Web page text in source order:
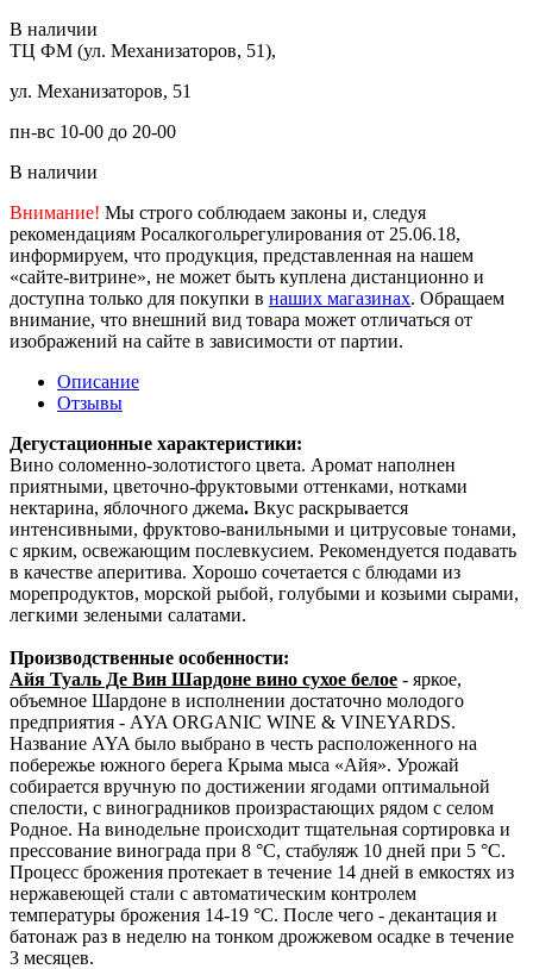
В наличии
ТЦ ФМ (ул. Механизаторов, 51),
ул. Механизаторов, 51
пн-вс 10-00 до 20-00
В наличии
Внимание! Мы строго соблюдаем законы и, следуя
рекомендациям Росалкогольрегулирования от 25.06.18,
информируем, что продукция, представленная на нашем
«сайте-витрине», не может быть куплена дистанционно и
доступна только для покупки в наших магазинах. Обращаем
внимание, что внешний вид товара может отличаться от
изображений на сайте в зависимости от партии.
Описание
Отзывы
Дегустационные характеристики:
Вино соломенно-золотистого цвета. Аромат наполнен
приятными, цветочно-фруктовыми оттенками, нотками
нектарина, яблочного джема. Вкус раскрывается
интенсивными, фруктово-ванильными и цитрусовые тонами,
с ярким, освежающим послевкусием. Рекомендуется подавать
в качестве аперитива. Хорошо сочетается с блюдами из
морепродуктов, морской рыбой, голубыми и козьими сырами,
легкими зелеными салатами.
Производственные особенности:
Айя Туаль Де Вин Шардоне вино сухое белое - яркое,
объемное Шардоне в исполнении достаточно молодого
предприятия - AYA ORGANIC WINE & VINEYARDS.
Название AYA было выбрано в честь расположенного на
побережье южного берега Крыма мыса «Айя». Урожай
собирается вручную по достижении ягодами оптимальной
спелости, с виноградников произрастающих рядом с селом
Родное. На винодельне происходит тщательная сортировка и
прессование винограда при 8 °C, стабуляж 10 дней при 5 °C.
Процесс брожения протекает в течение 14 дней в емкостях из
нержавеющей стали с автоматическим контролем
температуры брожения 14‑19 °C. После чего - декантация и
батонаж раз в неделю на тонком дрожжевом осадке в течение
3 месяцев.